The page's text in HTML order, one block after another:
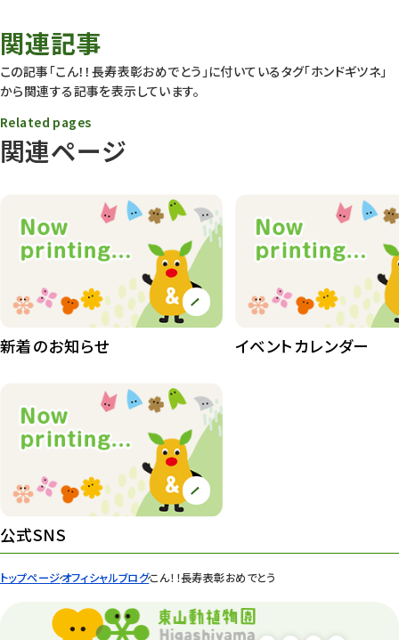
トップページオフィシャルブログこん！！長寿表彰おめでとう
動物園
動物園長のZooコラム
動物園その他
407
植物園長の庭
植物園 その他 423
83
イベント
園内の様子
遊園地 6
平和公園
関連記事
この記事「こん！！長寿表彰おめでとう」に付いているタグ「ホンドギツネ」
から関連する記事を表示しています。
関連ページ
Related pages
新着のお知らせ イベントカレンダー
公式SNS